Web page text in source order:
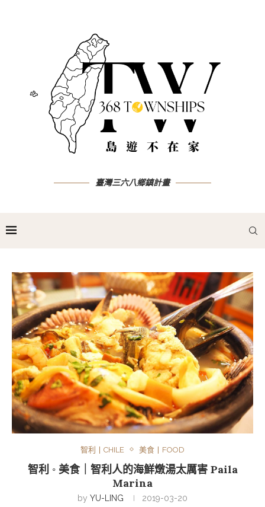
臺灣三六八鄉鎮計畫
智利丨CHILE 美食丨FOOD
智利 ◦ 美食｜智利人的海鮮燉湯太厲害 Paila
Marina
by YU-LING 2019-03-20